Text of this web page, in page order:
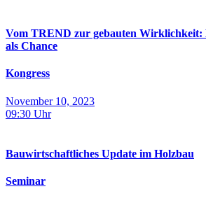
Vom TREND zur gebauten Wirklichkeit:
als Chance
Kongress
November 10, 2023
09:30 Uhr
Bauwirtschaftliches Update im Holzbau
Seminar